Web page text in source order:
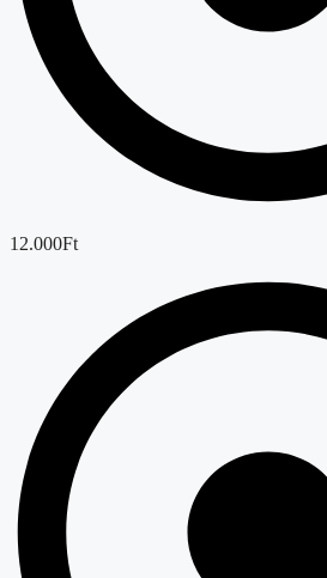
12.000Ft